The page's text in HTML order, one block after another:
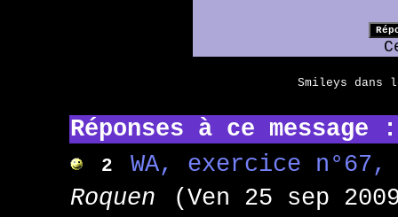
Smileys dans
Réponses à ce message :
2
WA, exercice
Roquen
(Ven 25 sep